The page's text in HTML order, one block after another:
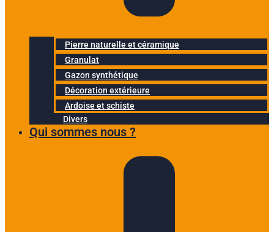
Pierre naturelle et céramique
Granulat
Gazon synthétique
Décoration extérieure
Ardoise et schiste
Divers
Qui sommes nous ?